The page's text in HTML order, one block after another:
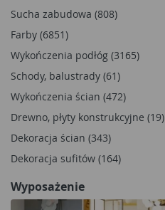
Sucha zabudowa (808)
Farby (6851)
Wykończenia podłóg (3165)
Schody, balustrady (61)
Wykończenia ścian (472)
Drewno, płyty konstrukcyjne (19)
Dekoracja ścian (343)
Dekoracja sufitów (164)
Wyposażenie